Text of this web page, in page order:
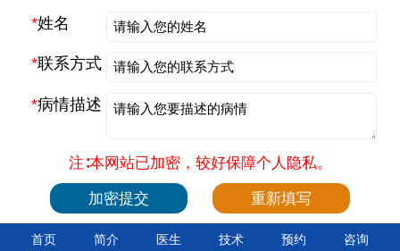
*姓名
*联系方式
*病情描述
注∶本网站已加密，较好保障个人隐私。
首页 简介 医生 技术 预约 咨询